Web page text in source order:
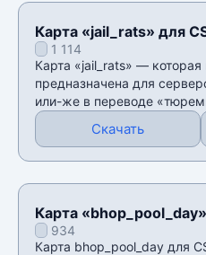
Карта «jail_rats» для
1 114
Карта «jail_rats» — которая
предназначена для
или-же в переводе
Скачать
Карта
934
Карта bhop_pool_day для